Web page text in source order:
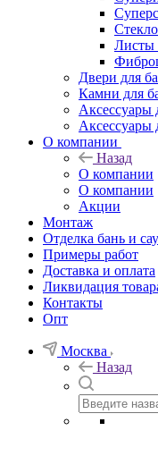
Листы
Двери для
Камни для
Аксессуары
Аксессуары
О компании
Назад
О компании
О компании
Акции
Монтаж
Отделка бань и
Примеры работ
Доставка и оплата
Ликвидация
Контакты
Опт
Москва
Назад